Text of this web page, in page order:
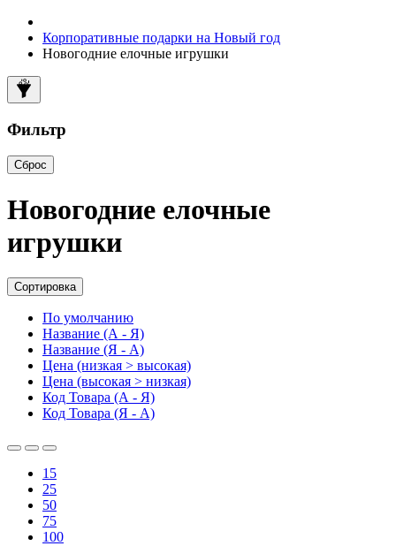
Корпоративные подарки на Новый год
Новогодние елочные игрушки
Фильтр
Сброс
Новогодние елочные
игрушки
Сортировка
По умолчанию
Название (А - Я)
Название (Я - А)
Цена (низкая > высокая)
Цена (высокая > низкая)
Код Товара (А - Я)
Код Товара (Я - А)
15
25
50
75
100